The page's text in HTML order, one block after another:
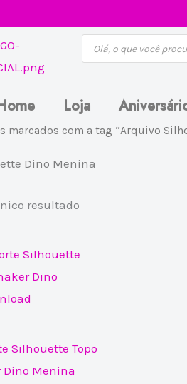
Pesquisar
produtos
Loja
marcados com a tag “Arquivo
Dino Menina
resultado
Silhouette Topo
Dino Menina